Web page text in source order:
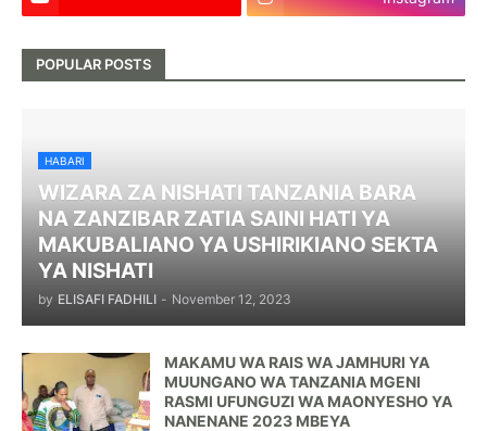
POPULAR POSTS
HABARI
WIZARA ZA NISHATI TANZANIA BARA
NA ZANZIBAR ZATIA SAINI HATI YA
MAKUBALIANO YA USHIRIKIANO SEKTA
YA NISHATI
by ELISAFI FADHILI - November 12, 2023
MAKAMU WA RAIS WA JAMHURI YA
MUUNGANO WA TANZANIA MGENI
RASMI UFUNGUZI WA MAONYESHO YA
NANENANE 2023 MBEYA